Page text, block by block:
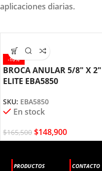
aplicaciones diarias.
-10%
BROCA ANULAR 5/8″ X 2″
ELITE EBA5850
SKU: EBA5850
En stock
$165,500 $148,900
PRODUCTOS CONTACTO